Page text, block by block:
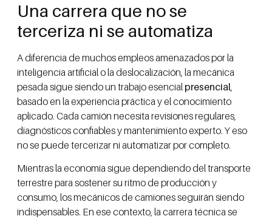
Una carrera que no se
terceriza ni se automatiza
A diferencia de muchos empleos amenazados por la
inteligencia artificial o la deslocalización, la mecánica
pesada sigue siendo un trabajo esencial presencial,
basado en la experiencia práctica y el conocimiento
aplicado. Cada camión necesita revisiones regulares,
diagnósticos confiables y mantenimiento experto. Y eso
no se puede tercerizar ni automatizar por completo.
Mientras la economía sigue dependiendo del transporte
terrestre para sostener su ritmo de producción y
consumo, los mecánicos de camiones seguirán siendo
indispensables. En ese contexto, la carrera técnica se